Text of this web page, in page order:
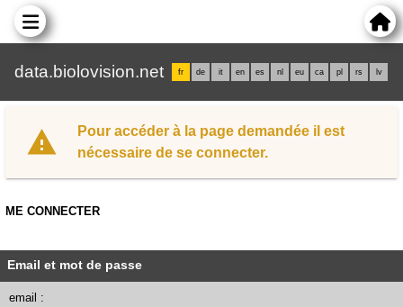
data.biolovision.net fr de it en es nl eu ca pl rs lv
Pour accéder à la page demandée il est
nécessaire de se connecter.
ME CONNECTER
Email et mot de passe
email :